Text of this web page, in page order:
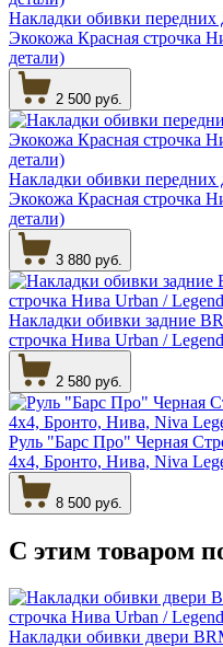
Накладки обивки
Экокожа Красная строчка
детали)
2 500 руб.
Накладки обивки
Экокожа Красная строчка
детали)
3 880 руб.
Накладки обивки задние
строчка Нива Urban /
2 580 руб.
Руль "Барс Про" Черная
4х4, Бронто, Нива, Niva
8 500 руб.
С этим товаром
Накладки обивки двери